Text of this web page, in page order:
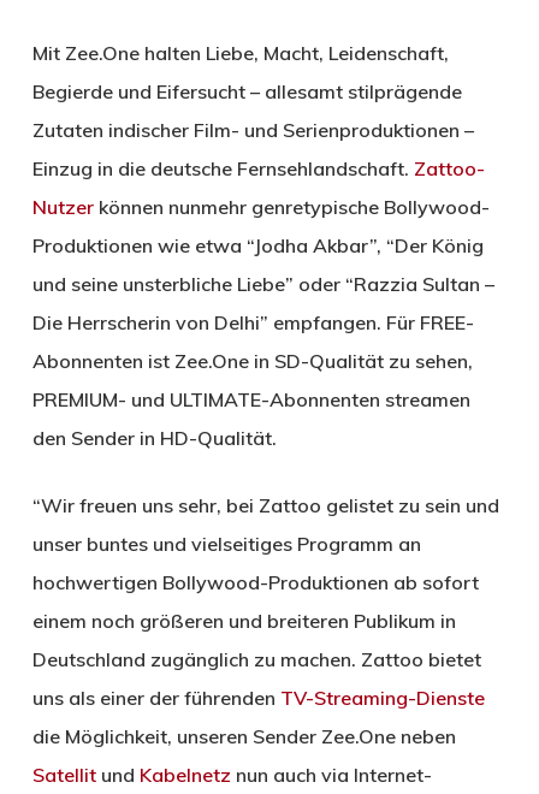
Mit Zee.One halten Liebe, Macht, Leidenschaft,
Begierde und Eifersucht – allesamt stilprägende
Zutaten indischer Film- und Serienproduktionen –
Einzug in die deutsche Fernsehlandschaft. Zattoo-
Nutzerkönnen nunmehr genretypische Bollywood-
Produktionen wie etwa “Jodha Akbar”, “Der König
und seine unsterbliche Liebe” oder “Razzia Sultan –
Die Herrscherin von Delhi” empfangen. Für FREE-
Abonnenten ist Zee.One in SD-Qualität zu sehen,
PREMIUM- und ULTIMATE-Abonnenten streamen
den Sender in HD-Qualität.
“Wir freuen uns sehr, bei Zattoo gelistet zu sein und
unser buntes und vielseitiges Programm an
hochwertigen Bollywood-Produktionen ab sofort
einem noch größeren und breiteren Publikum in
Deutschland zugänglich zu machen. Zattoo bietet
uns als einer der führenden TV-Streaming-Dienste
die Möglichkeit, unseren Sender Zee.One neben
Satellitund Kabelnetz nun auch via Internet-